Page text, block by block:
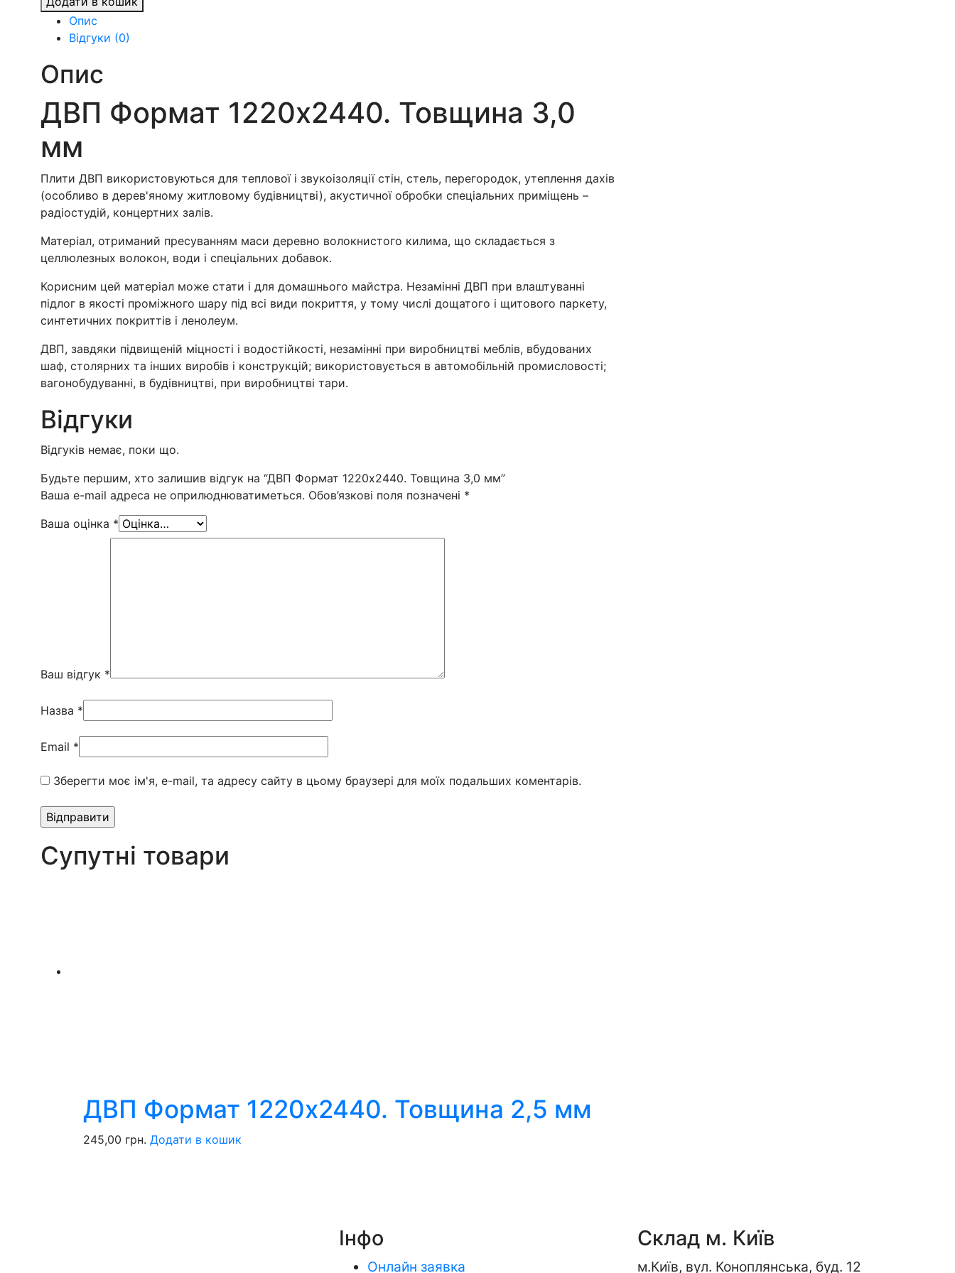
1220х2440.
Товщина
мм
кількість
Опис
Відгуки (0)
Опис
ДВП Формат 1220х2440. Товщина 3,0
мм
Плити ДВП використовуються для теплової і звукоізоляції стін, стель, перегородок, утеплення дахів
(особливо в дерев'яному житловому будівництві), акустичної обробки спеціальних приміщень –
радіостудій, концертних залів.
Матеріал, отриманий пресуванням маси деревно волокнистого килима, що складається з
целлюлезных волокон, води і спеціальних добавок.
Корисним цей матеріал може стати і для домашнього майстра. Незамінні ДВП при влаштуванні
підлог в якості проміжного шару під всі види покриття, у тому числі дощатого і щитового паркету,
синтетичних покриттів і ленолеум.
ДВП, завдяки підвищеній міцності і водостійкості, незамінні при виробництві меблів, вбудованих
шаф, столярних та інших виробів і конструкцій; використовується в автомобільній промисловості;
вагонобудуванні, в будівництві, при виробництві тари.
Відгуки
Відгуків немає, поки що.
Будьте першим, хто залишив відгук на “ДВП Формат 1220х2440. Товщина 3,0 мм”
Ваша e-mail адреса не оприлюднюватиметься. Обов’язкові поля позначені *
Ваша оцінка *
Ваш відгук *
Назва *
Email *
Зберегти моє ім'я, e-mail, та адресу сайту в цьому браузері для моїх подальших коментарів.
Супутні товари
ДВП Формат 1220х2440. Товщина 2,5 мм
245,00 грн. Додати в кошик
Інфо
Онлайн заявка
Склад м. Київ
м.Київ, вул. Коноплянська, буд. 12